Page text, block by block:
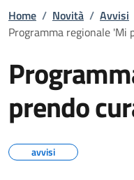
Home / Novità / Avvisi
Programma regionale 'Mi
prendo
avvisi